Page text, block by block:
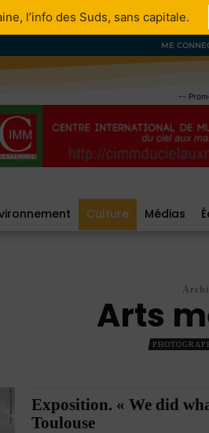
ME
--
Culture Médias
Arts
Exposition. « We did
Toulouse
l’info des Suds, sans capitale.